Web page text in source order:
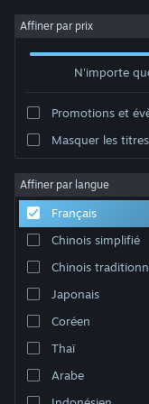
Se connecter
Magasin
À propos
Support
Changer la langue
Télécharger
Voir version ordi. du site
Affiner par prix
N'importe
Promotions et
Masquer les
Affiner par langue
Français
Chinois simplifié
Chinois
Japonais
Coréen
Thaï
Arabe
Développement : La Suite
Trier par Pertinence